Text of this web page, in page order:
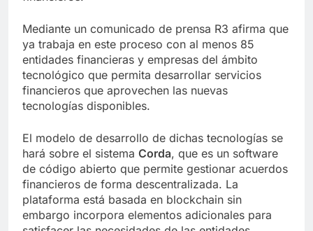
Mediante un comunicado de prensa R3 afirma que
ya trabaja en este proceso con al menos 85
entidades financieras y empresas del ámbito
tecnológico que permita desarrollar servicios
financieros que aprovechen las nuevas
tecnologías disponibles.
El modelo de desarrollo de dichas tecnologías se
hará sobre el sistema Corda, que es un software
de código abierto que permite gestionar acuerdos
financieros de forma descentralizada. La
plataforma está basada en blockchain sin
embargo incorpora elementos adicionales para